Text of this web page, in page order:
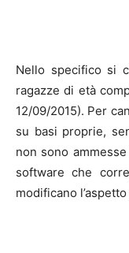
Nello specifico si
ragazze di età
12/09/2015). Per
su basi proprie,
non sono
software che
modificano